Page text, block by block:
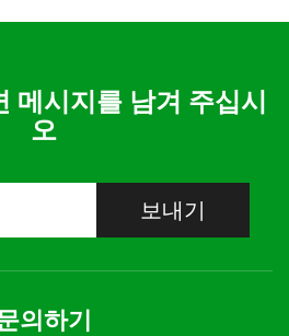
메시지를 남겨 주십시
오
보내기
의하기